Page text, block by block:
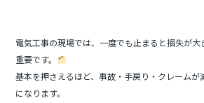
電気工事の現場では、一度でも止まると損失が
重要です。
基本を押さえるほど、事故・手戻り・クレーム
になります。